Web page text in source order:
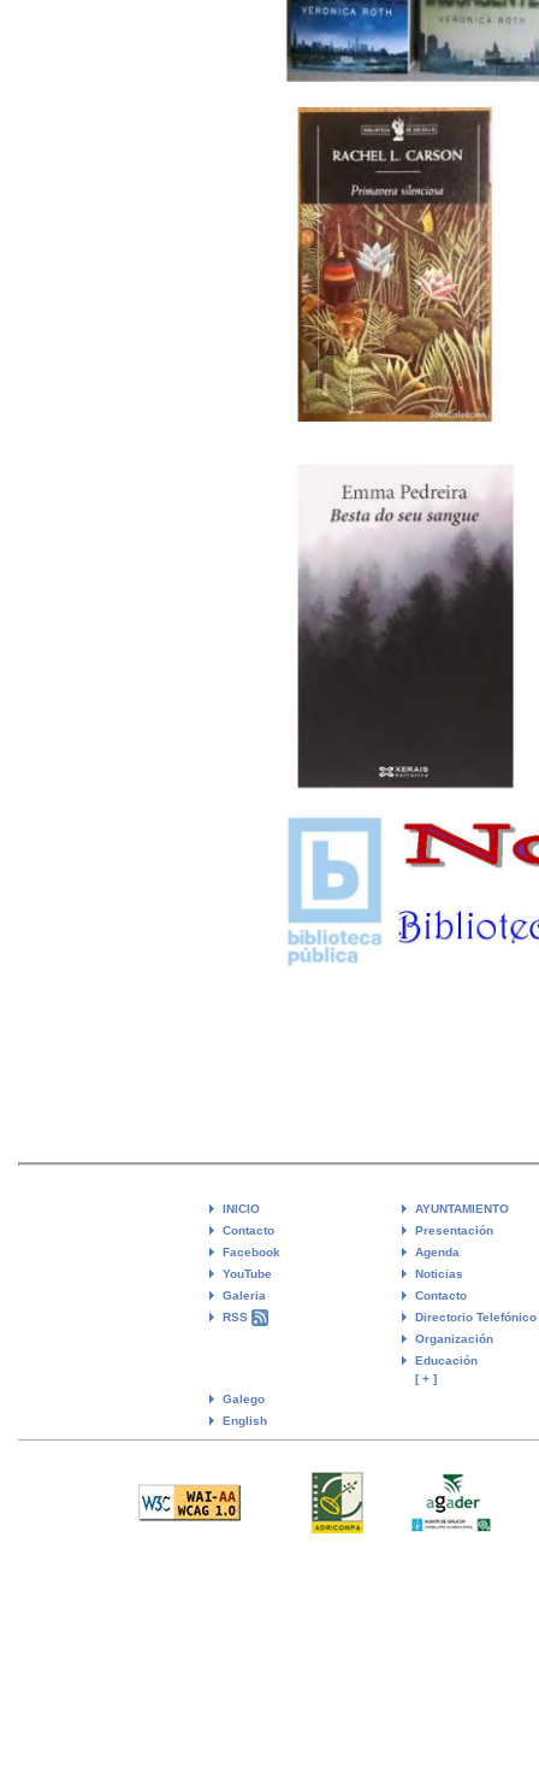
INICIO
Contacto
Facebook
YouTube
Galeria
RSS
Galego
English
AYUNTAMIENTO
Presentación
Agenda
Noticias
Contacto
Directorio Telefónico
Organización
Educación
[ + ]